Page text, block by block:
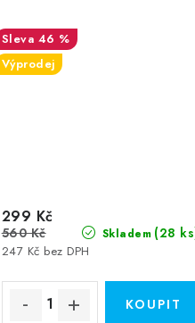
46 %
Výprodej
Skladem (28
247 Kč bez DPH
299 Kč
560 Kč